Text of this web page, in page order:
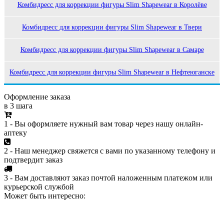
Комбидресс для коррекции фигуры Slim Shapewear в Королёве
Комбидресс для коррекции фигуры Slim Shapewear в Твери
Комбидресс для коррекции фигуры Slim Shapewear в Самаре
Комбидресс для коррекции фигуры Slim Shapewear в Нефтеюганске
Оформление заказа
в 3 шага
1 - Вы оформляете нужный вам товар через нашу онлайн-
аптеку
2 - Наш менеджер свяжется с вами по указанному телефону и
подтвердит заказ
3 - Вам доставляют заказ почтой наложенным платежом или
курьерской службой
Может быть интересно: